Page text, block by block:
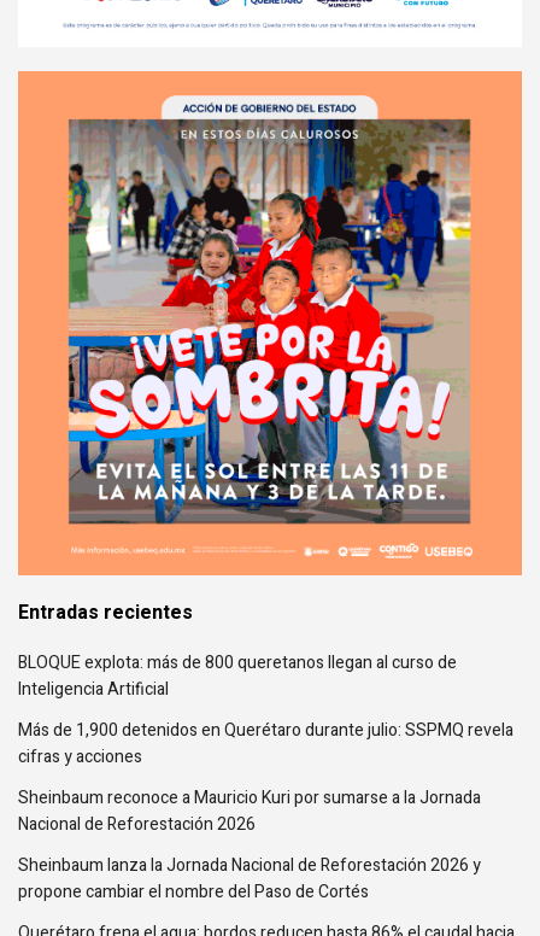
Entradas recientes
BLOQUE explota: más de 800 queretanos llegan al curso de
Inteligencia Artificial
Más de 1,900 detenidos en Querétaro durante julio: SSPMQ revela
cifras y acciones
Sheinbaum reconoce a Mauricio Kuri por sumarse a la Jornada
Nacional de Reforestación 2026
Sheinbaum lanza la Jornada Nacional de Reforestación 2026 y
propone cambiar el nombre del Paso de Cortés